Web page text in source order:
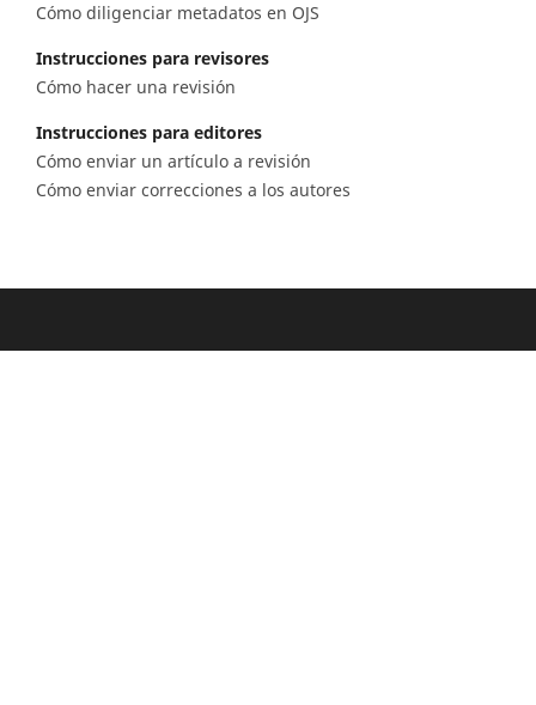
Cómo diligenciar metadatos en OJS
Instrucciones para revisores
Cómo hacer una revisión
Instrucciones para editores
Cómo enviar un artículo a revisión
Cómo enviar correcciones a los autores